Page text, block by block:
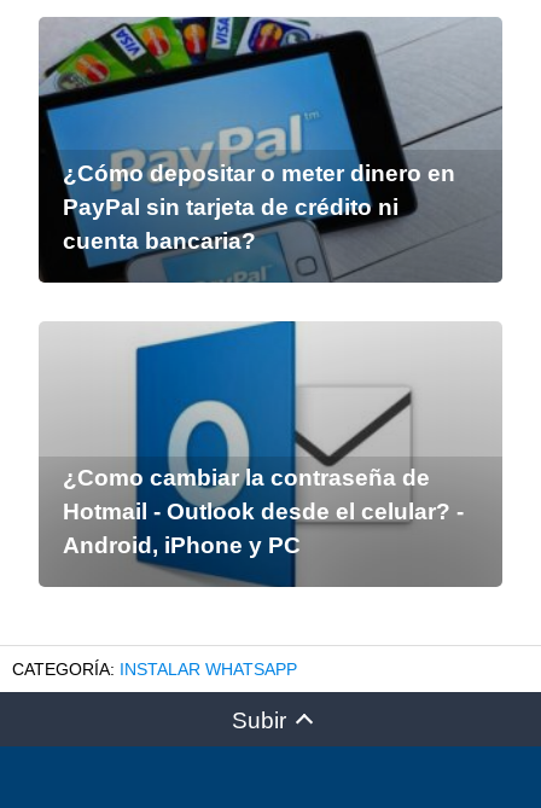
¿Cómo depositar o meter dinero en
PayPal sin tarjeta de crédito ni
cuenta bancaria?
¿Como cambiar la contraseña de
Hotmail - Outlook desde el celular? -
Android, iPhone y PC
INSTALAR WHATSAPP
Subir